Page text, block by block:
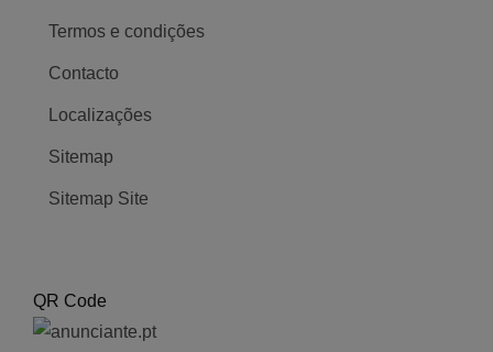
Termos e condições
Contacto
Localizações
Sitemap
Sitemap Site
QR Code